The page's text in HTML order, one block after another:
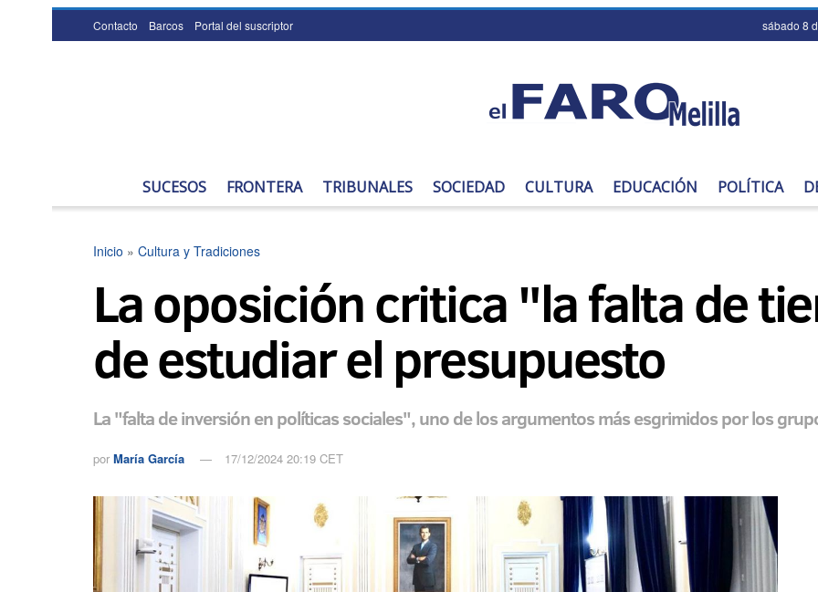
Contacto Barcos Portal del suscriptor sábado 8
SUCESOS FRONTERA TRIBUNALES SOCIEDAD CULTURA EDUCACIÓN POLÍTICA
Inicio » Cultura y Tradiciones
La oposición critica "la falta de
de estudiar el presupuesto
La "falta de inversión en políticas sociales", uno de los argumentos más esgrimidos por los
por María García 17/12/2024 20:19 CET